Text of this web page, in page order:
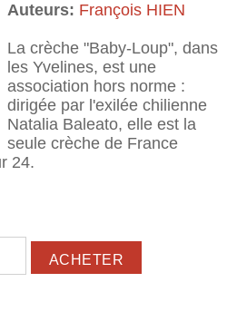
Auteurs: François HIEN
La crèche "Baby-Loup", dans
les Yvelines, est une
association hors norme :
dirigée par l'exilée chilienne
Natalia Baleato, elle est la
seule crèche de France
24.